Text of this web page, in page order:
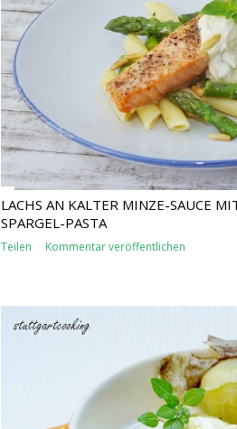
LACHS AN KALTER MINZE-SAUCE
SPARGEL-PASTA
Teilen Kommentar veröffentlichen